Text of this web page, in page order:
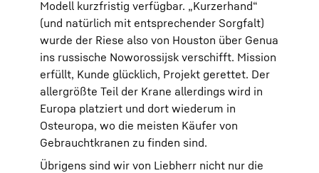
Modell kurzfristig verfügbar. „Kurzerhand“
(und natürlich mit entsprechender Sorgfalt)
wurde der Riese also von Houston über Genua
ins russische Noworossijsk verschifft. Mission
erfüllt, Kunde glücklich, Projekt gerettet. Der
allergrößte Teil der Krane allerdings wird in
Europa platziert und dort wiederum in
Osteuropa, wo die meisten Käufer von
Gebrauchtkranen zu finden sind.
Übrigens sind wir von Liebherr nicht nur die